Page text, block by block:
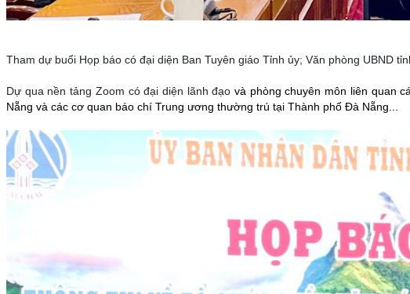
Tham dự buổi Họp báo có đại diện Ban Tuyên giáo Tỉnh ủy; Văn phòng UBND
Dự qua nền tảng Zoom có đại diện lãnh đạo và phòng chuyên môn liên quan
Nẵng và các cơ quan báo chí Trung ương thường trú tại Thành phố Đà Nẵng...